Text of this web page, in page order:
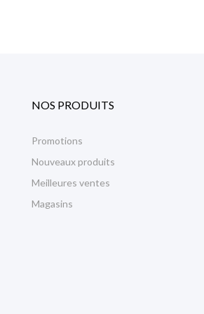
NOS PRODUITS
Promotions
Nouveaux produits
Meilleures ventes
Magasins